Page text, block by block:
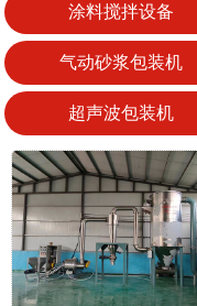
涂料搅拌设备
气动砂浆包装机
超声波包装机